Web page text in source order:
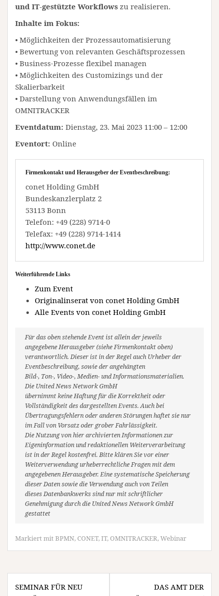
und IT-gestützte Workflows zu realisieren.
Inhalte im Fokus:
• Möglichkeiten der Prozessautomatisierung
• Bewertung von relevanten Geschäftsprozessen
• Business-Prozesse flexibel managen
• Möglichkeiten des Customizings und der
Skalierbarkeit
• Darstellung von Anwendungsfällen im
OMNITRACKER
Eventdatum: Dienstag, 23. Mai 2023 11:00 – 12:00
Eventort: Online
Firmenkontakt und Herausgeber der Eventbeschreibung:
conet Holding GmbH
Bundeskanzlerplatz 2
53113 Bonn
Telefon: +49 (228) 9714-0
Telefax: +49 (228) 9714-1414
http://www.conet.de
Weiterführende Links
Zum Event
Originalinserat von conet Holding GmbH
Alle Events von conet Holding GmbH
Für das oben stehende Event ist allein der jeweils
angegebene Herausgeber (siehe Firmenkontakt oben)
verantwortlich. Dieser ist in der Regel auch Urheber der
Eventbeschreibung, sowie der angehängten
Bild-, Ton-, Video-, Medien- und Informationsmaterialien.
Die United News Network GmbH
übernimmt keine Haftung für die Korrektheit oder
Vollständigkeit des dargestellten Events. Auch bei
Übertragungsfehlern oder anderen Störungen haftet sie nur
im Fall von Vorsatz oder grober Fahrlässigkeit.
Die Nutzung von hier archivierten Informationen zur
Eigeninformation und redaktionellen Weiterverarbeitung
ist in der Regel kostenfrei. Bitte klären Sie vor einer
Weiterverwendung urheberrechtliche Fragen mit dem
angegebenen Herausgeber. Eine systematische Speicherung
dieser Daten sowie die Verwendung auch von Teilen
dieses Datenbankwerks sind nur mit schriftlicher
Genehmigung durch die United News Network GmbH
gestattet
Markiert mit BPMN,CONET,IT,OMNITRACKER,Webinar
Beitragsnavigation
SEMINAR FÜR NEU
DAS AMT DER